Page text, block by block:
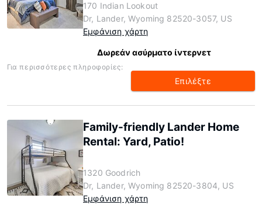
170 Indian Lookout
Dr, Lander, Wyoming 82520-3057, US
Εμφάνιση χάρτη
Δωρεάν ασύρματο ίντερνετ
Για περισσότερες πληροφορίες:
Επιλέξτε
Family-friendly Lander Home
Rental: Yard, Patio!
1320 Goodrich
Dr, Lander, Wyoming 82520-3804, US
Εμφάνιση χάρτη